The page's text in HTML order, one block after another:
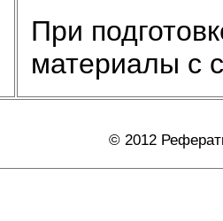
При
материалы с
© 2012